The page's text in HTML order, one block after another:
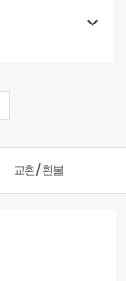

교환/환불